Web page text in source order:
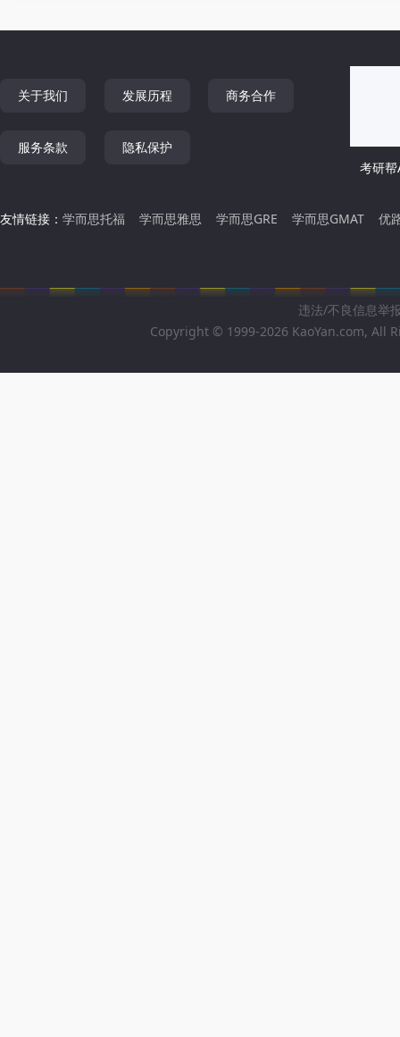
关于我们 发展历程 商务合作
服务条款
隐私保护
考研帮
友情链接： 学而思托福 学而思雅思 学而思GRE 学而思GMAT 优
违法/不良信息举
Copyright © 1999-2026 KaoYan.com, All